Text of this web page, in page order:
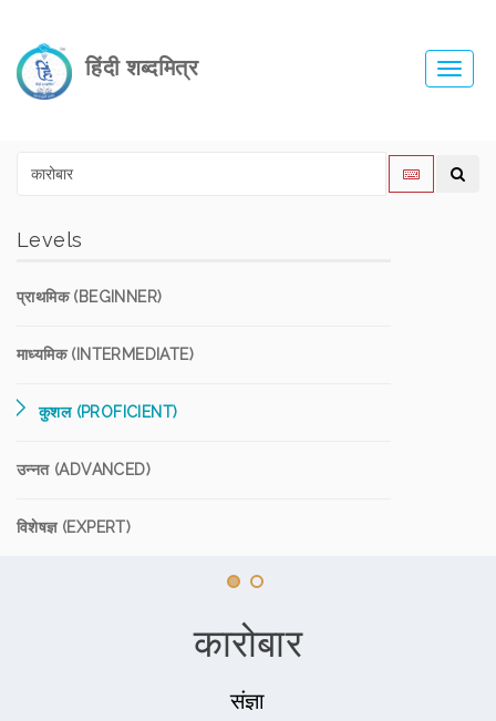
हिंदी शब्दमित्र
Levels
प्राथमिक (BEGINNER)
माध्यमिक (INTERMEDIATE)
कुशल (PROFICIENT)
उन्नत (ADVANCED)
विशेषज्ञ (EXPERT)
कारोबार
संज्ञा